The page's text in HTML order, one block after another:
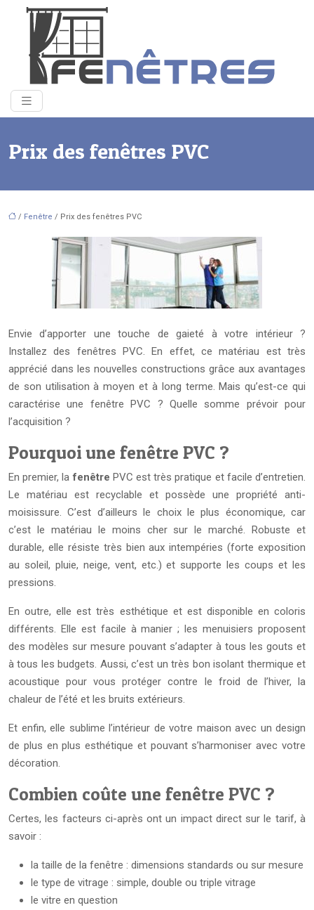
Prix des fenêtres PVC
/ Fenêtre / Prix des fenêtres PVC
Envie d’apporter une touche de gaieté à votre intérieur ?
Installez des fenêtres PVC. En effet, ce matériau est très
apprécié dans les nouvelles constructions grâce aux avantages
de son utilisation à moyen et à long terme. Mais qu’est-ce qui
caractérise une fenêtre PVC ? Quelle somme prévoir pour
l’acquisition ?
Pourquoi une fenêtre PVC ?
En premier, lafenêtre PVC est très pratique et facile d’entretien.
Le matériau est recyclable et possède une propriété anti-
moisissure. C’est d’ailleurs le choix le plus économique, car
c’est le matériau le moins cher sur le marché. Robuste et
durable, elle résiste très bien aux intempéries (forte exposition
au soleil, pluie, neige, vent, etc.) et supporte les coups et les
pressions.
En outre, elle est très esthétique et est disponible en coloris
différents. Elle est facile à manier ; les menuisiers proposent
des modèles sur mesure pouvant s’adapter à tous les gouts et
à tous les budgets. Aussi, c’est un très bon isolant thermique et
acoustique pour vous protéger contre le froid de l’hiver, la
chaleur de l’été et les bruits extérieurs.
Et enfin, elle sublime l’intérieur de votre maison avec un design
de plus en plus esthétique et pouvant s’harmoniser avec votre
décoration.
Combien coûte une fenêtre PVC ?
Certes, les facteurs ci-après ont un impact direct sur le tarif, à
savoir :
la taille de la fenêtre : dimensions standards ou sur mesure
le type de vitrage : simple, double ou triple vitrage
le vitre en question